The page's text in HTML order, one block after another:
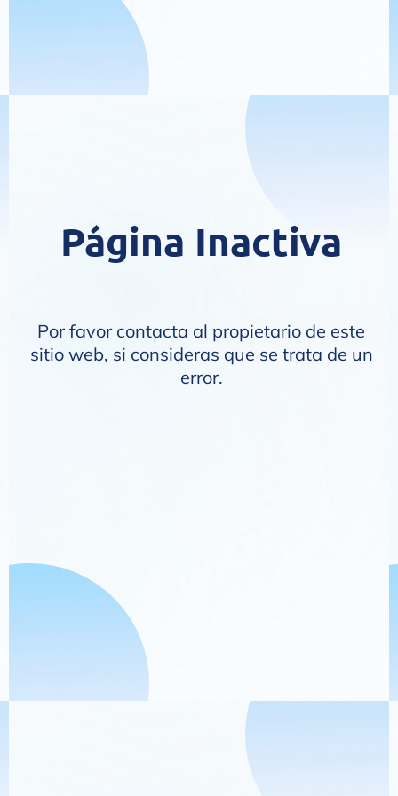
Página Inactiva
Por favor contacta al propietario de este
sitio web, si consideras que se trata de un
error.